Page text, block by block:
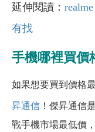
延伸閱讀：
有找
手機哪裡買價
如果想要買到價格
昇通信 ！傑昇通信
戰手機市場最低價